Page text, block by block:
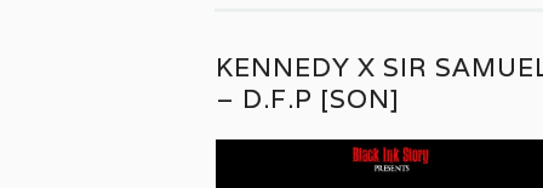
KENNEDY X SIR
– D.F.P [SON]